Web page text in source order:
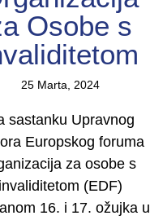
Osobe s
25 Marta, 2024
sastanku Upravnog
Europskog foruma
za osobe s
invaliditetom (EDF)
16. i 17. ožujka u